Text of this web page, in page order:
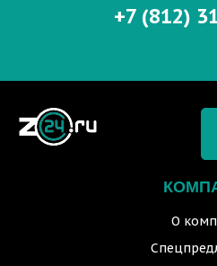
+7 (812)
О